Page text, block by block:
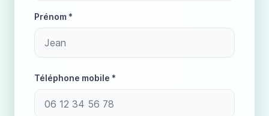
Prénom *
Téléphone mobile *